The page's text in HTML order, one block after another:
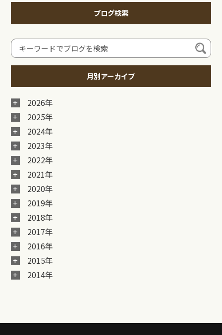
ブログ検索
月別アーカイブ
2026年
2025年
2024年
2023年
2022年
2021年
2020年
2019年
2018年
2017年
2016年
2015年
2014年